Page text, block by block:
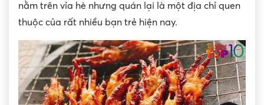
nằm trên vỉa hè nhưng quán lại là một địa chỉ quen
thuộc của rất nhiều bạn trẻ hiện nay.